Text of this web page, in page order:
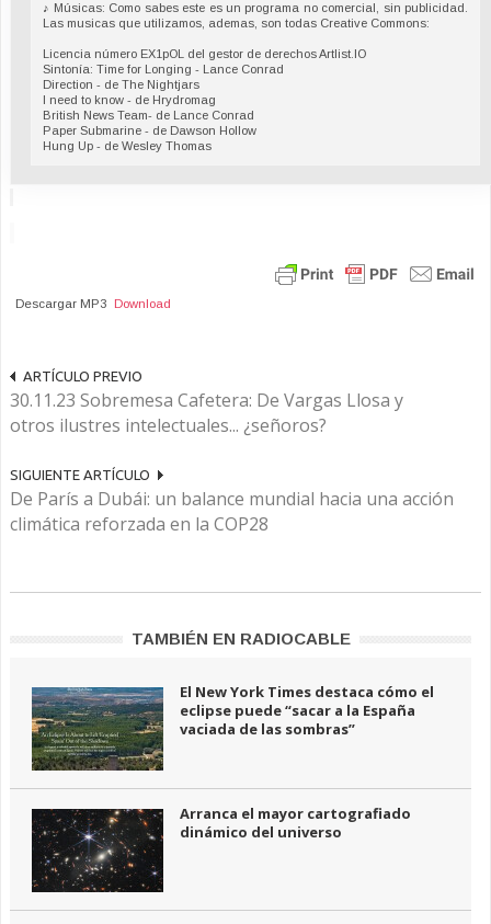
♪ Músicas: Como sabes este es un programa no comercial, sin publicidad.
Las musicas que utilizamos, ademas, son todas Creative Commons:
Licencia número EX1pOL del gestor de derechos Artlist.IO
Sintonía: Time for Longing - Lance Conrad
Direction - de The Nightjars
I need to know - de Hrydromag
British News Team- de Lance Conrad
Paper Submarine - de Dawson Hollow
Hung Up - de Wesley Thomas
Descargar MP3 Download
ARTÍCULO PREVIO
30.11.23 Sobremesa Cafetera: De Vargas Llosa y
otros ilustres intelectuales... ¿señoros?
SIGUIENTE ARTÍCULO
De París a Dubái: un balance mundial hacia una acción
climática reforzada en la COP28
TAMBIÉN EN RADIOCABLE
El New York Times destaca cómo el
eclipse puede “sacar a la España
vaciada de las sombras”
Arranca el mayor cartografiado
dinámico del universo